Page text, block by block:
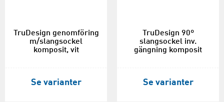
TruDesign genomföring
m/slangsockel
komposit, vit
Se varianter
TruDesign 90º
slangsockel inv.
gängning komposit
Se varianter